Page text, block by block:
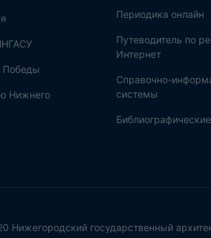
Победы
Нижнего
Периодика онлайн
Путеводитель по
Интернет
Справочно-
системы
Нижегородский государственный